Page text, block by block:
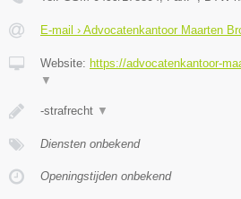
E-mail › Advocatenkantoor Maarten
Website: https://advocatenkantoor-
▼
-strafrecht ▼
Diensten onbekend
Openingstijden onbekend